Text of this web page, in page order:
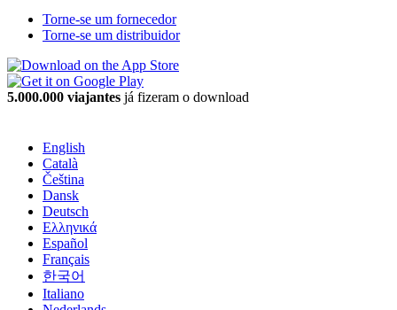
Torne-se um fornecedor
Torne-se um distribuidor
5.000.000 viajantes já fizeram o download
English
Català
Čeština
Dansk
Deutsch
Ελληνικά
Español
Français
한국어
Italiano